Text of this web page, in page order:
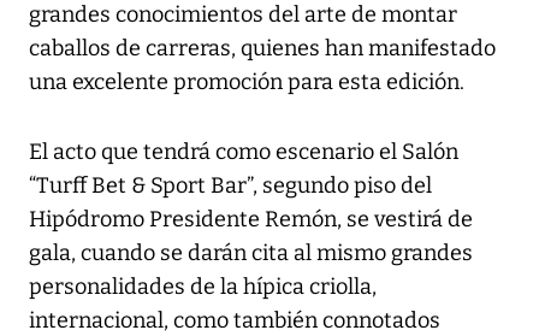
grandes conocimientos del arte de montar
caballos de carreras, quienes han manifestado
una excelente promoción para esta edición.
El acto que tendrá como escenario el Salón
“Turff Bet & Sport Bar”, segundo piso del
Hipódromo Presidente Remón, se vestirá de
gala, cuando se darán cita al mismo grandes
personalidades de la hípica criolla,
internacional, como también connotados